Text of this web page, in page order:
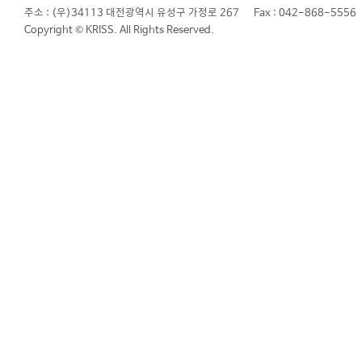
주소 : (우)34113 대전광역시 유성구 가정로 267
Fax : 042-868-5556
Copyright © KRISS. All Rights Reserved.